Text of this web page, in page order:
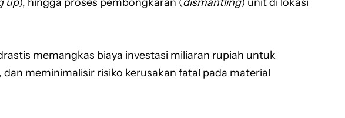
up), hingga proses pembongkaran (dismantling) unit di lokasi
memangkas biaya investasi miliaran rupiah untuk
meminimalisir risiko kerusakan fatal pada material